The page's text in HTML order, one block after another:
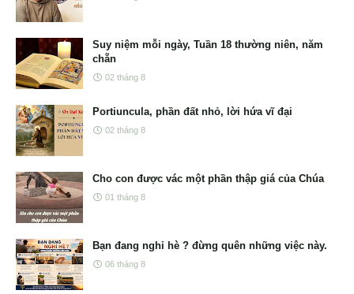
Suy niệm mỗi ngày, Tuần 18 thường niên, năm
chẵn
02 tháng 8
Portiuncula, phần đất nhỏ, lời hứa vĩ đại
02 tháng 8
Cho con được vác một phần thập giá của Chúa
01 tháng 8
Bạn đang nghỉ hè ? đừng quên những việc này.
06 tháng 8